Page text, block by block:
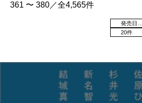
361 〜 380／全4,565件
20件